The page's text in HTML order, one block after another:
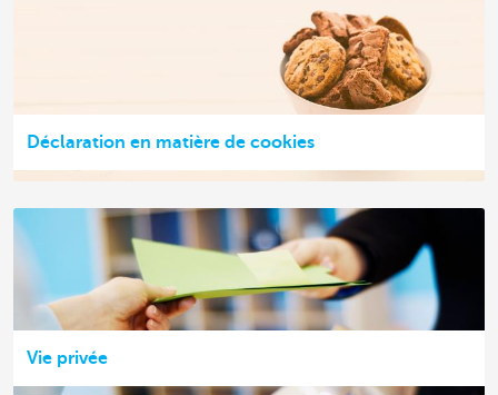
Déclaration en matière de cookies
Vie privée